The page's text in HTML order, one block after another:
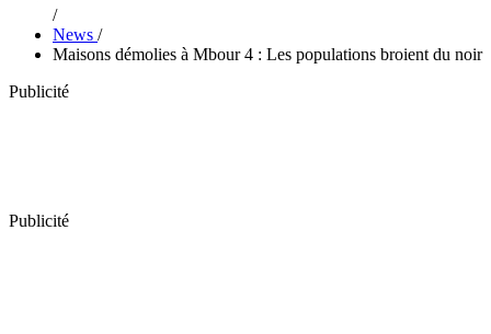
/
News /
Maisons démolies à Mbour 4 : Les populations broient du noir
Publicité
Publicité